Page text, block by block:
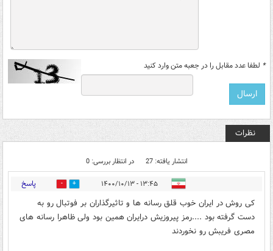
* لطفا عدد مقابل را در جعبه متن وارد کنید
نظرات
انتشار یافته: 27 در انتظار بررسی: 0
۱۳:۴۵ - ۱۴۰۰/۱۰/۱۳ 33 پاسخ
کی روش در ایران خوب قلق رسانه ها و تاثیرگذاران بر فوتبال رو به
دست گرفته بود ....رمز پیروزیش درایران همین بود ولی ظاهرا رسانه های
مصری فریبش رو نخوردند